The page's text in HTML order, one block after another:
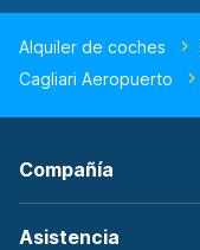
Alquiler de coches
Cagliari Aeropuerto
Compañía
Asistencia